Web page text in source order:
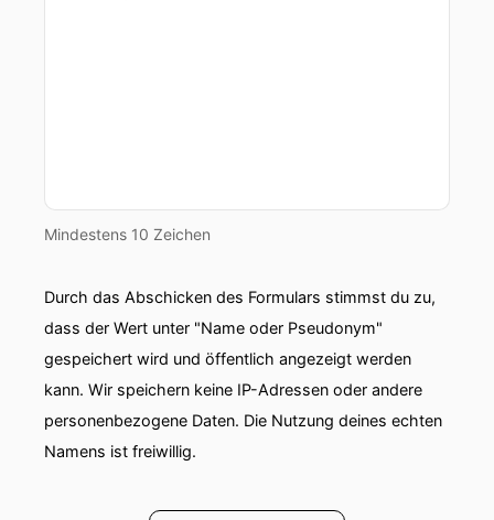
Mindestens 10 Zeichen
Durch das Abschicken des Formulars stimmst du zu,
dass der Wert unter "Name oder Pseudonym"
gespeichert wird und öffentlich angezeigt werden
kann. Wir speichern keine IP-Adressen oder andere
personenbezogene Daten. Die Nutzung deines echten
Namens ist freiwillig.